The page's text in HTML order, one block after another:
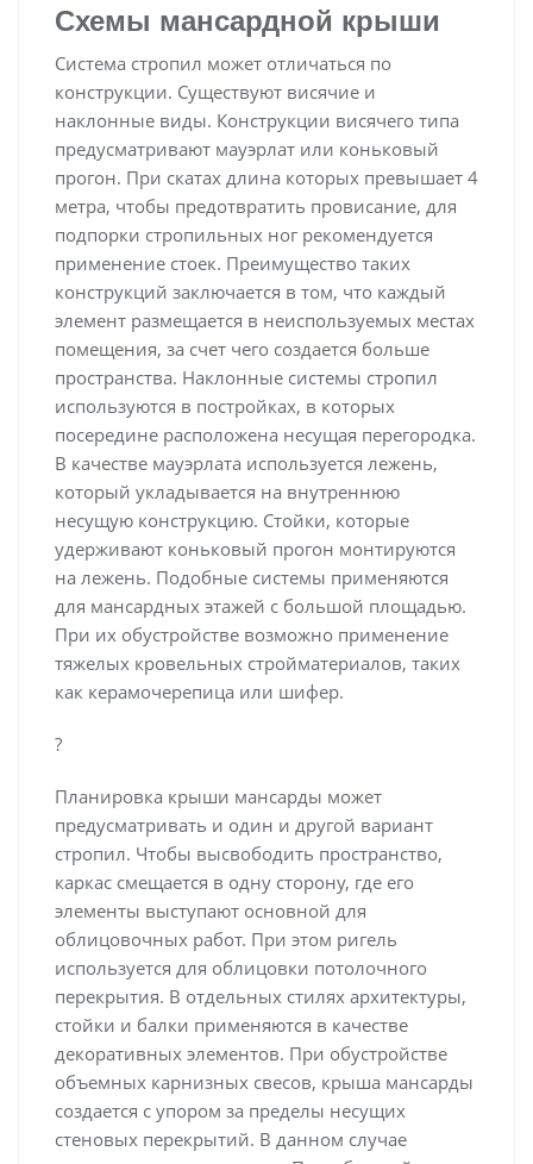
Схемы мансардной крыши
Система стропил может отличаться по
конструкции. Существуют висячие и
наклонные виды. Конструкции висячего типа
предусматривают мауэрлат или коньковый
прогон. При скатах длина которых превышает 4
метра, чтобы предотвратить провисание, для
подпорки стропильных ног рекомендуется
применение стоек. Преимущество таких
конструкций заключается в том, что каждый
элемент размещается в неиспользуемых местах
помещения, за счет чего создается больше
пространства. Наклонные системы стропил
используются в постройках, в которых
посередине расположена несущая перегородка.
В качестве мауэрлата используется лежень,
который укладывается на внутреннюю
несущую конструкцию. Стойки, которые
удерживают коньковый прогон монтируются
на лежень. Подобные системы применяются
для мансардных этажей с большой площадью.
При их обустройстве возможно применение
тяжелых кровельных стройматериалов, таких
как керамочерепица или шифер.
?
Планировка крыши мансарды может
предусматривать и один и другой вариант
стропил. Чтобы высвободить пространство,
каркас смещается в одну сторону, где его
элементы выступают основной для
облицовочных работ. При этом ригель
используется для облицовки потолочного
перекрытия. В отдельных стилях архитектуры,
стойки и балки применяются в качестве
декоративных элементов. При обустройстве
объемных карнизных свесов, крыша мансарды
создается с упором за пределы несущих
стеновых перекрытий. В данном случае